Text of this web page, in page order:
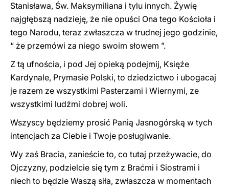
Stanisława, Św. Maksymiliana i tylu innych. Żywię
najgłębszą nadzieję, że nie opuści Ona tego Kościoła i
tego Narodu, teraz zwłaszcza w trudnej jego godzinie,
“ że przemówi za niego swoim słowem ”.
Z tą ufnościa, i pod Jej opieką podejmij, Księźe
Kardynale, Prymasie Polski, to dziedzictwo i ubogacaj
je razem ze wszystkimi Pasterzami i Wiernymi, ze
wszystkimi ludźmi dobrej woli.
Wszyscy będziemy prosić Panią Jasnogórską w tych
intencjach za Ciebie i Twoje posługiwanie.
Wy zaś Bracia, zanieście to, co tutaj przeżywacie, do
Ojczyzny, podzielcie się tym z Braćmi i Siostrami i
niech to będzie Waszą siła, zwłaszcza w momentach